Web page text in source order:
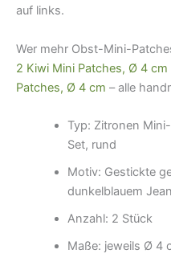
auf links.
Wer mehr Obst-Mini-
2 Kiwi Mini Patches, Ø 4 cm
Patches, Ø 4 cm – alle
Typ: Zitronen
Set, rund
Motiv: Gestickte
dunkelblauem
Anzahl: 2 Stück
Maße: jeweils Ø 4